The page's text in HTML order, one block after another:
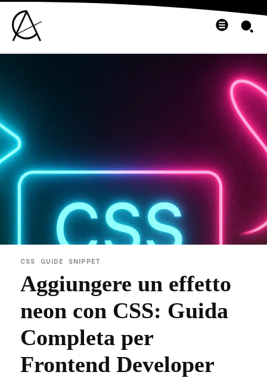
CSS GUIDE SNIPPET
Aggiungere un effetto
neon con CSS: Guida
Completa per
Frontend Developer